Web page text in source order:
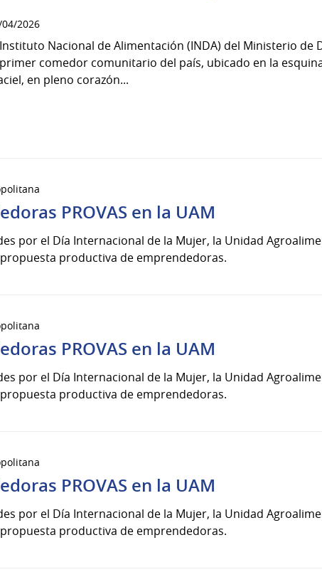
2026
Nacional de Alimentación (INDA) del Ministerio de
comedor comunitario del país, ubicado en la
en pleno corazón...
PROVAS en la UAM
por el Día Internacional de la Mujer, la Unidad
productiva de emprendedoras.
PROVAS en la UAM
por el Día Internacional de la Mujer, la Unidad
productiva de emprendedoras.
PROVAS en la UAM
por el Día Internacional de la Mujer, la Unidad
productiva de emprendedoras.